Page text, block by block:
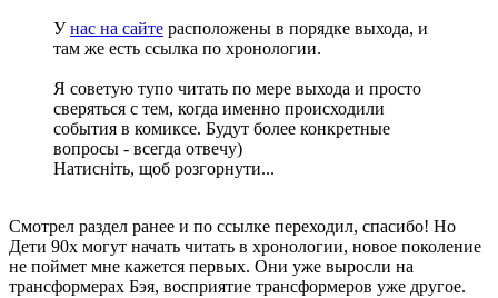
Унас на сайте расположены в порядке выхода, и
там же есть ссылка по хронологии.
Я советую тупо читать по мере выхода и просто
сверяться с тем, когда именно происходили
события в комиксе. Будут более конкретные
вопросы - всегда отвечу)
Натисніть, щоб розгорнути...
Смотрел раздел ранее и по ссылке переходил, спасибо! Но
Дети 90х могут начать читать в хронологии, новое поколение
не поймет мне кажется первых. Они уже выросли на
трансформерах Бэя, восприятие трансформеров уже другое.